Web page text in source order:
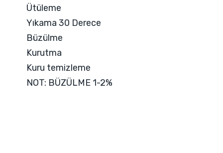
Ütüleme
Yıkama 30 Derece
Büzülme
Kurutma
Kuru temizleme
NOT: BÜZÜLME 1-2%